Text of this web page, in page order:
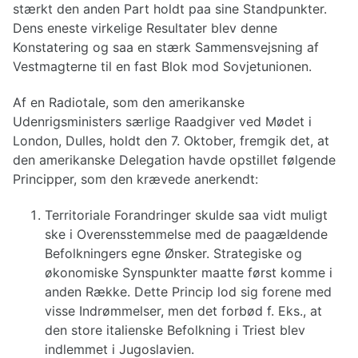
stærkt den anden Part holdt paa sine Standpunkter.
Dens eneste virkelige Resultater blev denne
Konstatering og saa en stærk Sammensvejsning af
Vestmagterne til en fast Blok mod Sovjetunionen.
Af en Radiotale, som den amerikanske
Udenrigsministers særlige Raadgiver ved Mødet i
London, Dulles, holdt den 7. Oktober, fremgik det, at
den amerikanske Delegation havde opstillet følgende
Principper, som den krævede anerkendt:
Territoriale Forandringer skulde saa vidt muligt
ske i Overensstemmelse med de paagældende
Befolkningers egne Ønsker. Strategiske og
økonomiske Synspunkter maatte først komme i
anden Række. Dette Princip lod sig forene med
visse Indrømmelser, men det forbød f. Eks., at
den store italienske Befolkning i Triest blev
indlemmet i Jugoslavien.